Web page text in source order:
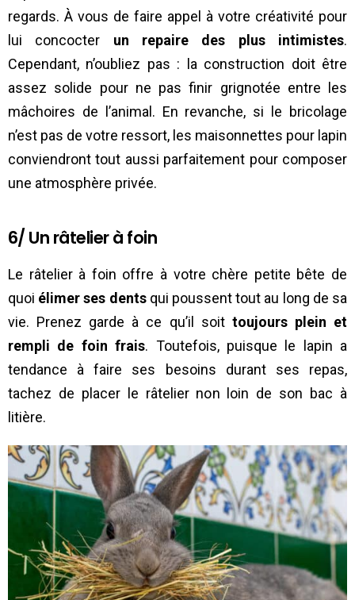
regards. À vous de faire appel à votre créativité pour
lui concocter un repaire des plus intimistes.
Cependant, n’oubliez pas : la construction doit être
assez solide pour ne pas finir grignotée entre les
mâchoires de l’animal. En revanche, si le bricolage
n’est pas de votre ressort, les maisonnettes pour lapin
conviendront tout aussi parfaitement pour composer
une atmosphère privée.
6/ Un râtelier à foin
Le râtelier à foin offre à votre chère petite bête de
quoi élimer ses dentsqui poussent tout au long de sa
vie. Prenez garde à ce qu’il soit toujours plein et
rempli de foin frais. Toutefois, puisque le lapin a
tendance à faire ses besoins durant ses repas,
tachez de placer le râtelier non loin de son bac à
litière.